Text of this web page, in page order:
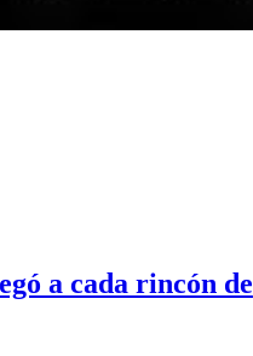
a cada rincón de